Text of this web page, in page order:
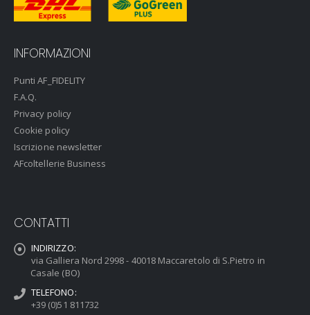
INFORMAZIONI
Punti AF_FIDELITY
F.A.Q.
Privacy policy
Cookie policy
Iscrizione newsletter
AFcoltellerie Business
CONTATTI
INDIRIZZO:
via Galliera Nord 2998 - 40018 Maccaretolo di S.Pietro in
Casale (BO)
TELEFONO:
+39 (0)51 811732